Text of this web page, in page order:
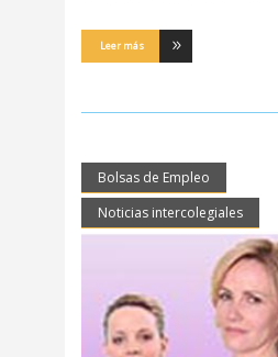
Leer más
Bolsas de Empleo
Noticias intercolegiales